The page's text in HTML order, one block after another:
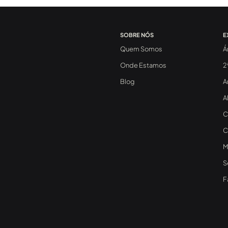
SOBRE NÓS
Quem Somos
Onde Estamos
Blog